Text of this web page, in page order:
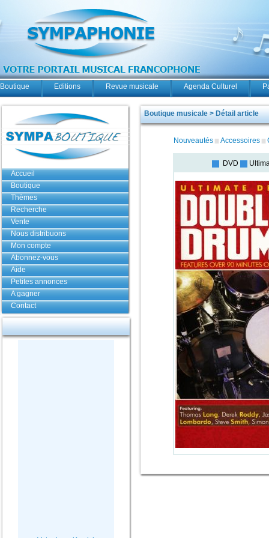
Boutique Editions Revue musicale Agenda Culturel
Accueil
Boutique
Thèmes
Recherche
Vente
Nous distribuons
Mon compte
Abonnez-vous
Aide
Petites annonces
A gagner
Contact
Boutique musicale > Détail article
Nouveautés Accessoires
DVD